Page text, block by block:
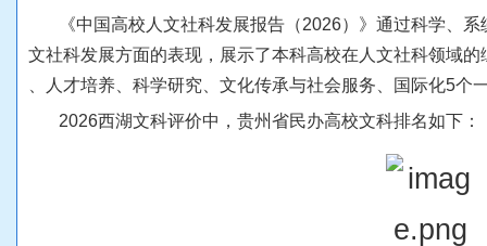
《中 国高校 人 文社科发展报告 （2026） 》 通过科学 系
文社科发展方面的表现 ， 展示了本科高校在 人 文社科领域的
人 才培养 科学研究 文化传承与社会服务 国 际化5个
2026西湖文科评价中 ， 贵州省民办高校文科排名如下 ：